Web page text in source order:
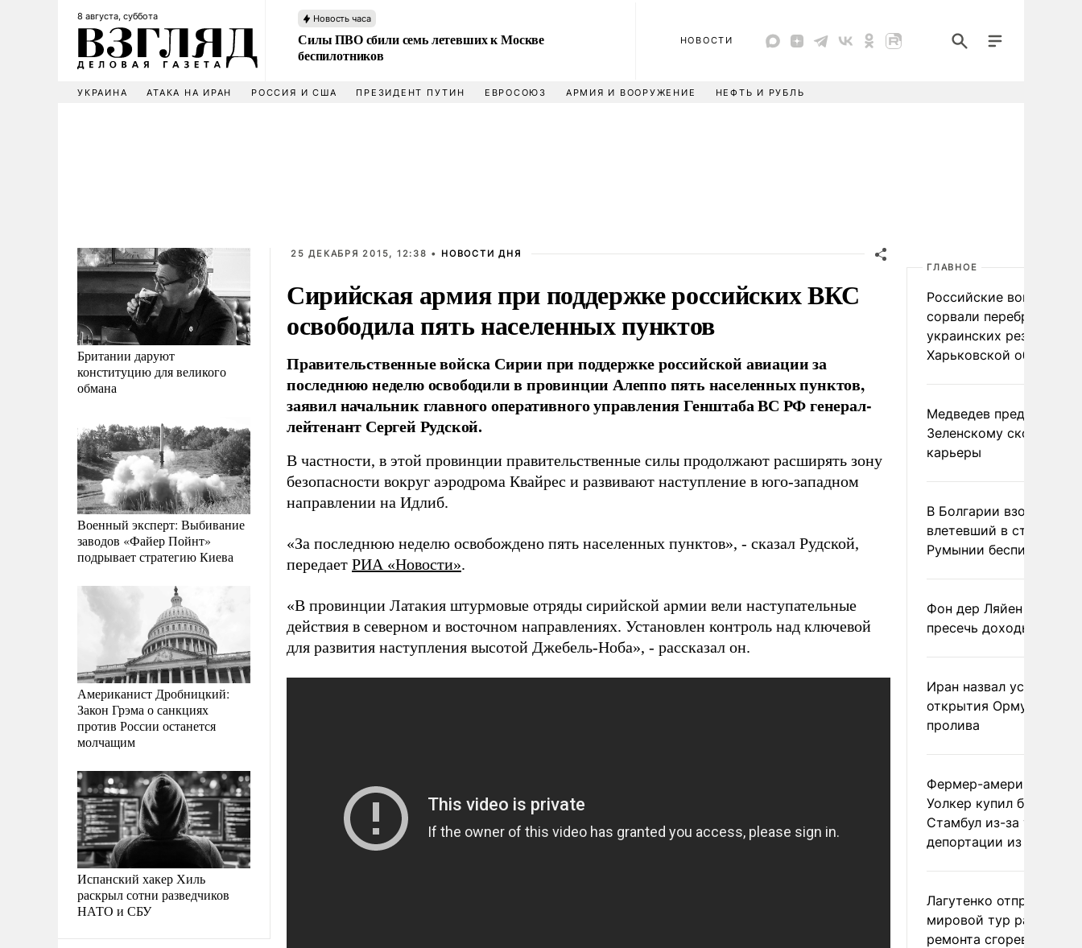
8 августа, суббота Новость часа
Силы ПВО сбили семь летевших к Москве
беспилотников
НОВОСТИ
УКРАИНА АТАКА НА ИРАН РОССИЯ И США ПРЕЗИДЕНТ ПУТИН ЕВРОСОЮЗ АРМИЯ И ВООРУЖЕНИЕ НЕФТЬ И РУБЛЬ
Британии даруют
конституцию для великого
обмана
Военный эксперт: Выбивание
заводов «Файер Пойнт»
подрывает стратегию Киева
Американист Дробницкий:
Закон Грэма о санкциях
против России останется
молчащим
Испанский хакер Хиль
раскрыл сотни разведчиков
НАТО и СБУ
25 ДЕКАБРЯ 2015, 12:38 • НОВОСТИ ДНЯ
Сирийская армия при поддержке российских ВКС
освободила пять населенных пунктов
Правительственные войска Сирии при поддержке российской авиации за
последнюю неделю освободили в провинции Алеппо пять населенных пунктов,
заявил начальник главного оперативного управления Генштаба ВС РФ генерал-
лейтенант Сергей Рудской.
В частности, в этой провинции правительственные силы продолжают расширять зону
безопасности вокруг аэродрома Квайрес и развивают наступление в юго-западном
направлении на Идлиб.
«За последнюю неделю освобождено пять населенных пунктов», - сказал Рудской,
передает РИА «Новости».
«В провинции Латакия штурмовые отряды сирийской армии вели наступательные
действия в северном и восточном направлениях. Установлен контроль над ключевой
для развития наступления высотой Джебель-Ноба», - рассказал он.
ГЛАВНОЕ
Российские войска
сорвали переброску
украинских резервов в
Харьковской области
Медведев предрек
Зеленскому скорый
карьеры
В Болгарии взорвался
влетевший в страну из
Румынии беспилотник
Фон дер Ляйен
пресечь доходы России
Иран назвал условие
открытия Ормузского
пролива
Фермер-американец
Уолкер купил билет в
Стамбул из-за угрозы
депортации из России
Лагутенко отправился в
мировой тур ради
ремонта сгоревшего